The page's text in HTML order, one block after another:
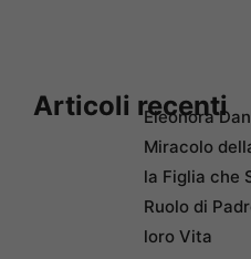
Articoli recenti
Eleonora
Miracolo
la Figlia che
Ruolo di
loro Vita